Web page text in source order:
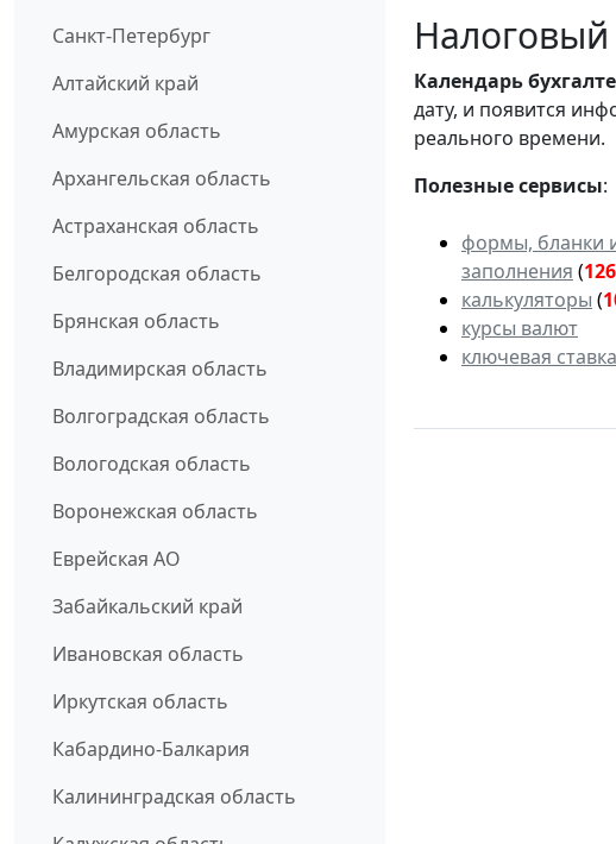
Санкт-Петербург
Алтайский край
Амурская область
Архангельская область
Астраханская область
Белгородская область
Брянская область
Владимирская область
Волгоградская область
Вологодская область
Воронежская область
Еврейская АО
Забайкальский край
Ивановская область
Иркутская область
Кабардино-Балкария
Калининградская область
Налоговый
Календарь
дату, и появится
реального времени.
Полезные сервисы:
формы, бланки
заполнения (
калькуляторы (
курсы валют
ключевая ставка